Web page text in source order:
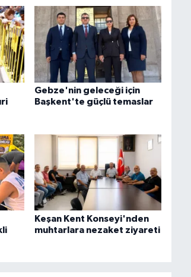
Gebze'nin geleceği için
Başkent'te güçlü temaslar
Keşan Kent Konseyi'nden
muhtarlara nezaket ziyareti